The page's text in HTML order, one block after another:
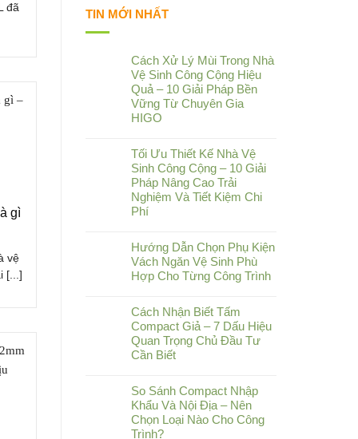
đã
gì
vệ
[...]
TIN MỚI NHẤT
Cách Xử Lý Mùi Trong Nhà
Vệ Sinh Công Cộng Hiệu
Quả – 10 Giải Pháp Bền
Vững Từ Chuyên Gia
HIGO
Tối Ưu Thiết Kế Nhà Vệ
Sinh Công Cộng – 10 Giải
Pháp Nâng Cao Trải
Nghiệm Và Tiết Kiệm Chi
Phí
Hướng Dẫn Chọn Phụ Kiện
Vách Ngăn Vệ Sinh Phù
Hợp Cho Từng Công Trình
Cách Nhận Biết Tấm
Compact Giả – 7 Dấu Hiệu
Quan Trọng Chủ Đầu Tư
Cần Biết
So Sánh Compact Nhập
Khẩu Và Nội Địa – Nên
Chọn Loại Nào Cho Công
Trình?